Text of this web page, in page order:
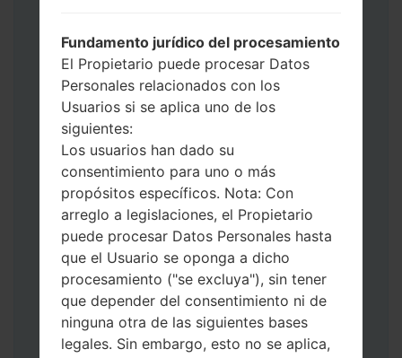
Presione y mantenga presionados la
tecla de Encendido, el botón de Subir
volumen y la tecla de Bixby.
Presione y mantenga presionadas las
teclas de Subir y de Bajar volumen y
luego conecte un cable USB.
Presione y mantenga presionados la
tecla de Encendido, el botón de Bajar
volumen y la tecla de Inicio.
Conecte un cable USB, luego
mantenga presionados el botón de Bixby
y la tecla de Bajar volumen.
Presione y mantenga presionados la
tecla de Encendido y el botón de Subir
volumen.
Fundamento jurídico del procesamiento
El Propietario puede procesar Datos
Personales relacionados con los
Usuarios si se aplica uno de los
siguientes:
Los usuarios han dado su
consentimiento para uno o más
propósitos específicos. Nota: Con
arreglo a legislaciones, el Propietario
puede procesar Datos Personales hasta
que el Usuario se oponga a dicho
procesamiento ("se excluya"), sin tener
que depender del consentimiento ni de
ninguna otra de las siguientes bases
legales. Sin embargo, esto no se aplica,